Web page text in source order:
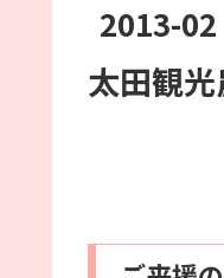
2013-02
太田観